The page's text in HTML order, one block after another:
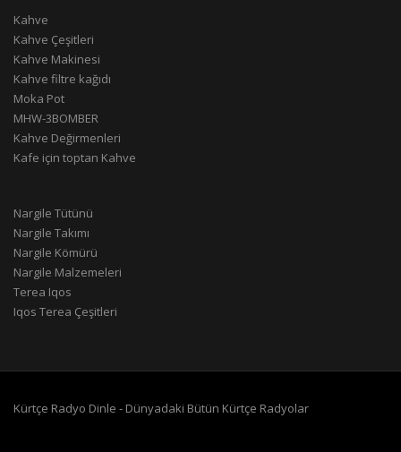
Kahve
Kahve Çeşitleri
Kahve Makinesi
Kahve filtre kağıdı
Moka Pot
MHW-3BOMBER
Kahve Değirmenleri
Kafe için toptan Kahve
Nargile Tütünü
Nargile Takımı
Nargile Kömürü
Nargile Malzemeleri
Terea Iqos
Iqos Terea Çeşitleri
Kürtçe Radyo Dinle - Dünyadaki Bütün Kürtçe Radyolar